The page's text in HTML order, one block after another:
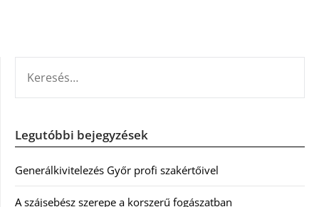
Legutóbbi bejegyzések
Generálkivitelezés Győr profi szakértőivel
A szájsebész szerepe a korszerű fogászatban